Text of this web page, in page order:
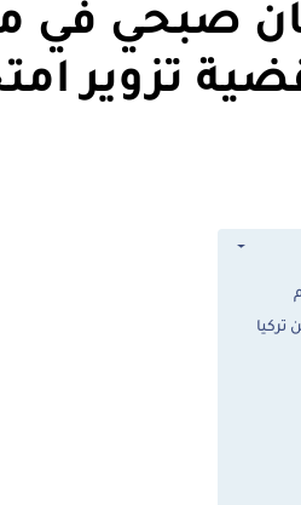
صبحي في
تزوير